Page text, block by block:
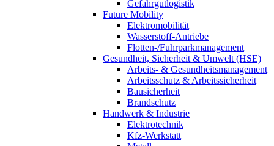
Gefahrgutlogistik
Future Mobility
Elektromobilität
Wasserstoff-Antriebe
Flotten-/Fuhrparkmanagement
Gesundheit, Sicherheit & Umwelt (HSE)
Arbeits- & Gesundheitsmanagement
Arbeitsschutz & Arbeitssicherheit
Bausicherheit
Brandschutz
Handwerk & Industrie
Elektrotechnik
Kfz-Werkstatt